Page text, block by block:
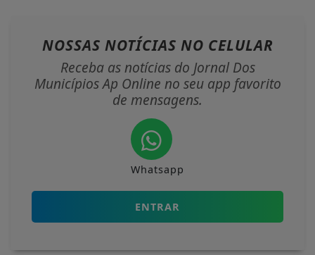
NOSSAS NOTÍCIAS NO CELULAR
Receba as notícias do Jornal Dos
Municípios Ap Online no seu app favorito
de mensagens.
Whatsapp
ENTRAR